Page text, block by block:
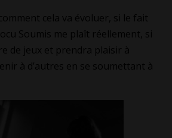
cela va évoluer, si le fait
Soumis me plaît réellement, si
de jeux et prendra plaisir à
à d’autres en se soumettant à